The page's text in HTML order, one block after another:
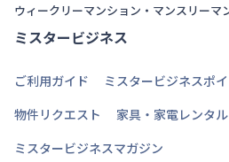
ウィークリーマンション・マンスリーマ
ミスタービジネス
ご利用ガイド
ミスタービジネスポ
物件リクエスト
家具・家電レンタル
ミスタービジネスマガジン